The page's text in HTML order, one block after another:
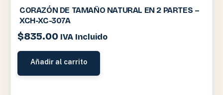
CORAZÓN DE TAMAÑO NATURAL EN 2 PARTES –
XCH-XC-307A
$835.00 IVA Incluido
Añadir al carrito